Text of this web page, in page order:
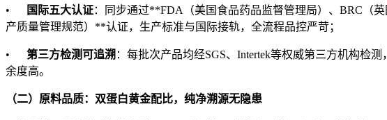
• 国际五大认证：同步通过**FDA（美国食品药品监督管理局）、BRC（
产质量管理规范）**认证，生产标准与国际接轨，全流程品控严苛；
• 第三方检测可追溯 ：每批次产品均经SGS、Intertek等权威第三方机构检
余度高。
（二）原料品质：双蛋白黄金配比，纯净溯源无隐患